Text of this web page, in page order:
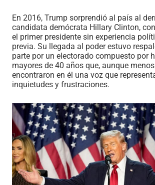
En 2016, Trump sorprendió al país al
candidata demócrata Hillary Clinton,
el primer presidente sin experiencia
previa. Su llegada al poder estuvo
parte por un electorado compuesto por
mayores de 40 años que, aunque
encontraron en él una voz que
inquietudes y frustraciones.